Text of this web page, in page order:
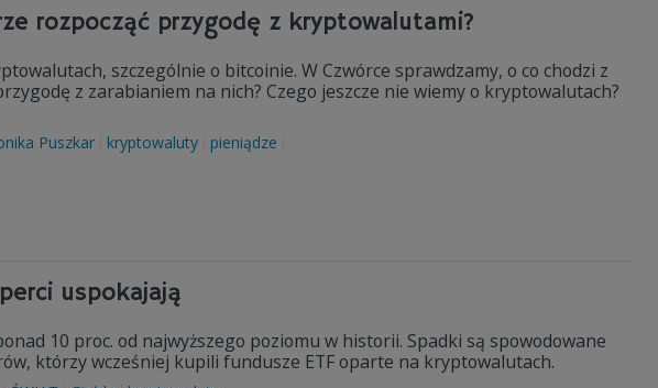
rozpocząć przygodę z kryptowalutami?
szczególnie o bitcoinie. W Czwórce sprawdzamy, o co chodzi z
z zarabianiem na nich? Czego jeszcze nie wiemy o kryptowalutach?
Puszkar kryptowaluty pieniądze
uspokajają
10 proc. od najwyższego poziomu w historii. Spadki są spowodowane
którzy wcześniej kupili fundusze ETF oparte na kryptowalutach.